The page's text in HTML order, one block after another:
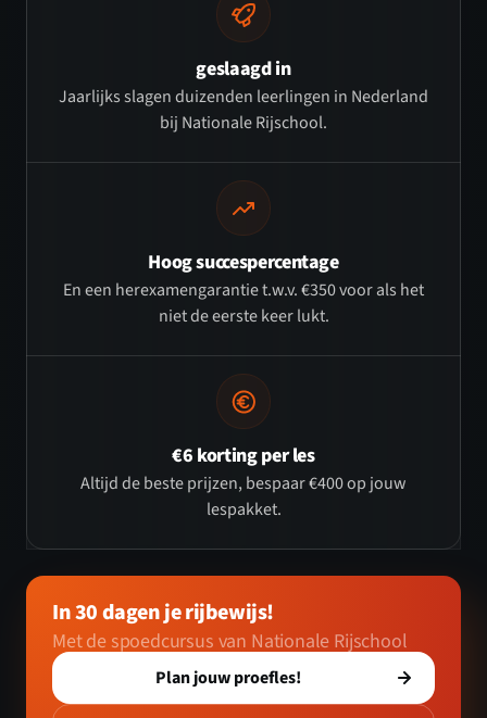
geslaagd in
Jaarlijks slagen duizenden leerlingen in Nederland
bij Nationale Rijschool.
Hoog succespercentage
En een herexamengarantie t.w.v. €350 voor als het
niet de eerste keer lukt.
€6 korting per les
Altijd de beste prijzen, bespaar €400 op jouw
lespakket.
In 30 dagen je rijbewijs!
Met de spoedcursus van Nationale Rijschool
Plan jouw proefles!